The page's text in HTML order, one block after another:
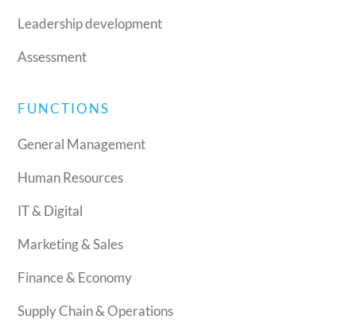
Leadership development
Assessment
FUNCTIONS
General Management
Human Resources
IT & Digital
Marketing & Sales
Finance & Economy
Supply Chain & Operations